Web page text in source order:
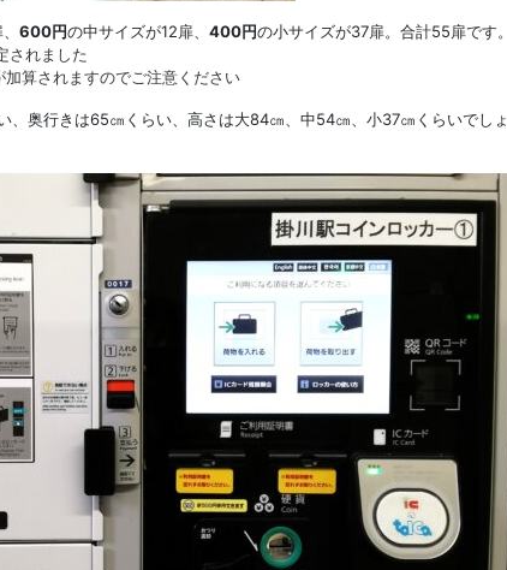
600円の中サイズが12扉、 400円の小サイズが37扉。合計55扉です。
されました
算されますのでご注意ください
、奥行きは65㎝くらい、高さは大84㎝、中54㎝、小37㎝くらいでしょ